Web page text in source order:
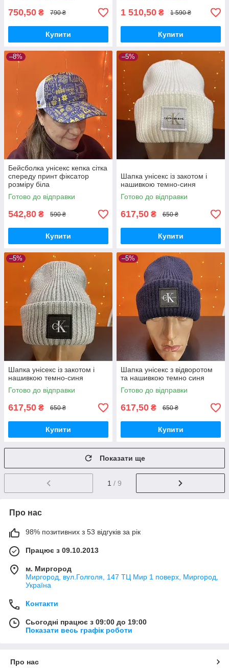
750,50 ₴ 790 ₴
Купити
1 510,50 ₴ 1 590 ₴
Купити
–8%
Бейсболка унісекс кепка сітка
спереду принт фіксатор
розміру біла
Готово до відправки
542,80 ₴ 590 ₴
Купити
–5%
Шапка унісекс із закотом і
нашивкою темно-синя
Готово до відправки
617,50 ₴ 650 ₴
Купити
–5%
Шапка унісекс із закотом і
нашивкою темно-синя
Готово до відправки
617,50 ₴ 650 ₴
Купити
–5%
Шапка унісекс з відворотом
та нашивкою темно синя
Готово до відправки
617,50 ₴ 650 ₴
Купити
Показати ще
1 / 9
Про нас
98% позитивних з 53 відгуків за рік
Працює з 09.10.2013
м. Миргород
Миргород, вул.Голголя, 147 ТЦ Мир 1 поверх, Миргород,
Україна
Контакти
Сьогодні працює з 09:00 до 19:00
Показати весь графік роботи
Про нас